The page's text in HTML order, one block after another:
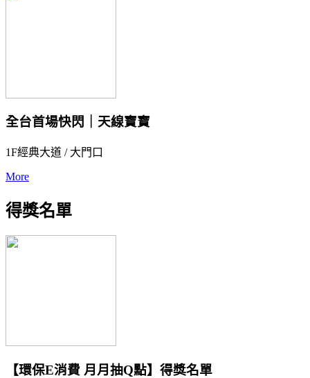
全台首場快閃｜天線寶寶
1F經典大道 / 大門口
More
得獎名單
【環保E消費 月月抽Q點】得獎名單